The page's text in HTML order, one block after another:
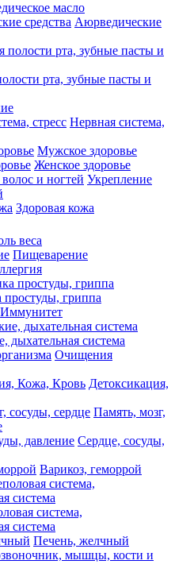
масло
Аюрведические
рта, зубные пасты и
Нервная система,
Мужское здоровье
Женское здоровье
Укрепление
Здоровая кожа
веса
Пищеварение
гриппа
Иммунитет
дыхательная система
Очищения
Детоксикация,
Память, мозг,
Сердце, сосуды,
Варикоз, геморрой
система,
система
Печень, желчный